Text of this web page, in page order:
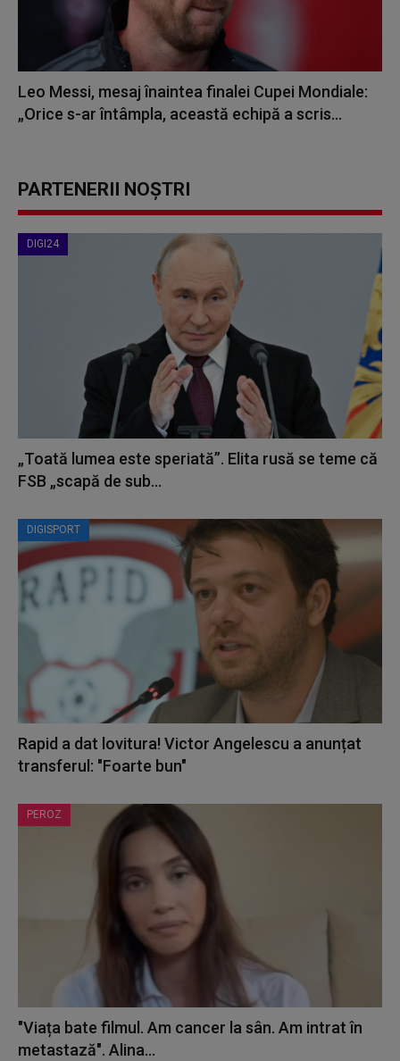
Leo Messi, mesaj înaintea finalei Cupei Mondiale:
„Orice s-ar întâmpla, această echipă a scris...
PARTENERII NOȘTRI
DIGI24
„Toată lumea este speriată”. Elita rusă se teme că
FSB „scapă de sub...
DIGISPORT
Rapid a dat lovitura! Victor Angelescu a anunțat
transferul: "Foarte bun"
PEROZ
"Viața bate filmul. Am cancer la sân. Am intrat în
metastază". Alina...